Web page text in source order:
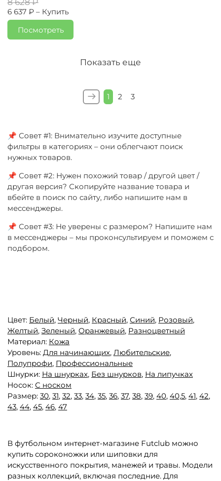
6 637 ₽ – Купить
Посмотреть
Показать еще
1 2 3
📌 Совет #1: Внимательно изучите доступные
фильтры в категориях – они облегчают поиск
нужных товаров.
📌 Совет #2: Нужен похожий товар / другой цвет /
другая версия? Скопируйте название товара и
вбейте в поиск по сайту, либо напишите нам в
мессенджеры.
📌 Совет #3: Не уверены с размером? Напишите нам
в мессенджеры – мы проконсультируем и поможем с
подбором.
Цвет: Белый, Черный, Красный, Синий, Розовый,
Желтый, Зеленый, Оранжевый, Разноцветный
Материал: Кожа
Уровень: Для начинающих, Любительские,
Полупрофи, Профессиональные
Шнурки: На шнурках, Без шнурков, На липучках
Носок: С носком
Размер: 30, 31, 32, 33, 34, 35, 36, 37, 38, 39, 40, 40,5, 41, 42,
43, 44, 45, 46, 47
В футбольном интернет-магазине Futclub можно
купить сороконожки или шиповки для
искусственного покрытия, манежей и травы. Модели
разных коллекций, включая последние. Для